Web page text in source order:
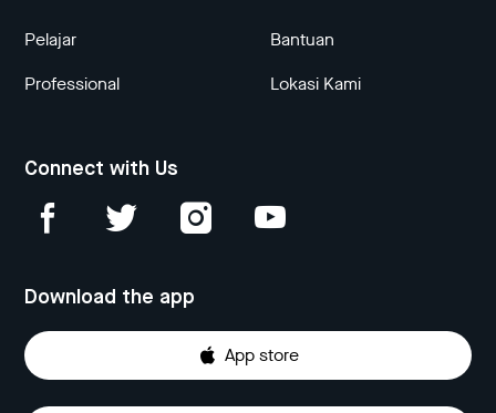
Pelajar
Professional
Bantuan
Lokasi Kami
Connect with Us
Download the app
App store